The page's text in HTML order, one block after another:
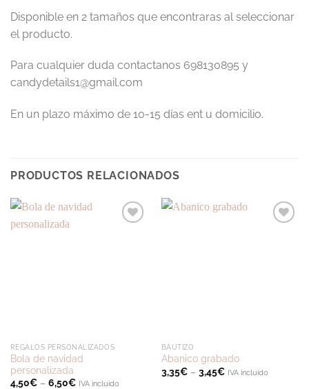
Disponible en 2 tamaños que encontraras al seleccionar
el producto.
Para cualquier duda contactanos 698130895 y
candydetails1@gmail.com
En un plazo máximo de 10-15 días ent u domicilio.
PRODUCTOS RELACIONADOS
REGALOS PERSONALIZADOS
Bola de navidad
personalizada
4,50€– 6,50€ IVA incluido
BAUTIZO
Abanico grabado
3,35€– 3,45€ IVA incluido